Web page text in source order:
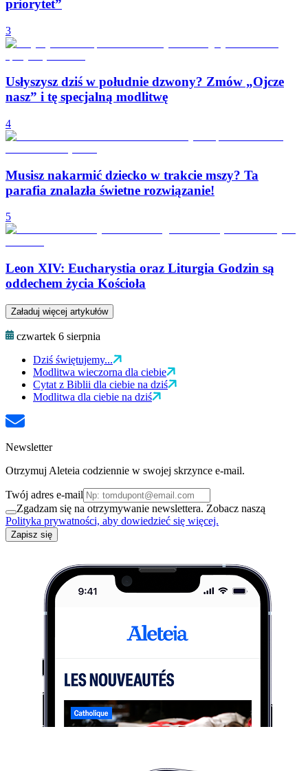
priorytet”
3
Usłyszysz dziś w południe dzwony? Zmów „Ojcze
nasz” i tę specjalną modlitwę
4
Musisz nakarmić dziecko w trakcie mszy? Ta
parafia znalazła świetne rozwiązanie!
5
Leon XIV: Eucharystia oraz Liturgia Godzin są
oddechem życia Kościoła
Załaduj więcej artykułów
czwartek 6 sierpnia
Dziś świętujemy...
Modlitwa wieczorna dla ciebie
Cytat z Biblii dla ciebie na dziś
Modlitwa dla ciebie na dziś
Newsletter
Otrzymuj Aleteia codziennie w swojej skrzynce e-mail.
Twój adres e-mail
Zgadzam się na otrzymywanie newslettera. Zobacz naszą
Polityka prywatności, aby dowiedzieć się więcej.
Zapisz się